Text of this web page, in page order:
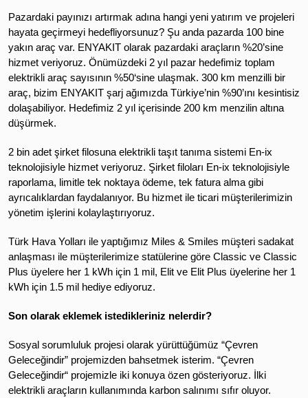
Pazardaki payınızı artırmak adına hangi yeni yatırım ve projeleri
hayata geçirmeyi hedefliyorsunuz? Şu anda pazarda 100 bine
yakın araç var. ENYAKIT olarak pazardaki araçların %20’sine
hizmet veriyoruz. Önümüzdeki 2 yıl pazar hedefimiz toplam
elektrikli araç sayısının %50‘sine ulaşmak. 300 km menzilli bir
araç, bizim ENYAKIT şarj ağımızda Türkiye’nin %90’ını kesintisiz
dolaşabiliyor. Hedefimiz 2 yıl içerisinde 200 km menzilin altına
düşürmek.
2 bin adet şirket filosuna elektrikli taşıt tanıma sistemi En-ix
teknolojisiyle hizmet veriyoruz. Şirket filoları En-ix teknolojisiyle
raporlama, limitle tek noktaya ödeme, tek fatura alma gibi
ayrıcalıklardan faydalanıyor. Bu hizmet ile ticari müşterilerimizin
yönetim işlerini kolaylaştırıyoruz.
Türk Hava Yolları ile yaptığımız Miles & Smiles müşteri sadakat
anlaşması ile müşterilerimize statülerine göre Classic ve Classic
Plus üyelere her 1 kWh için 1 mil, Elit ve Elit Plus üyelerine her 1
kWh için 1.5 mil hediye ediyoruz.
Son olarak eklemek istedikleriniz nelerdir?
Sosyal sorumluluk projesi olarak yürüttüğümüz “Çevren
Geleceğindir” projemizden bahsetmek isterim. “Çevren
Geleceğindir“ projemizle iki konuya özen gösteriyoruz. İlki
elektrikli araçların kullanımında karbon salınımı sıfır oluyor.